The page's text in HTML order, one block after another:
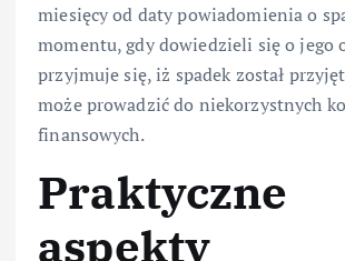
miesięcy od daty powiadomienia o
momentu, gdy dowiedzieli się o jego
przyjmuje się, iż spadek został
może prowadzić do niekorzystnych
finansowych.
Praktyczne
aspekty